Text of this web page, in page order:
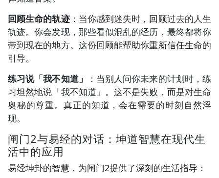
回顾生命的轨迹：当你感到迷失时，回顾过去的人生
轨迹。你会发现，那些看似混乱的经历，最终都将你
带到现在的地方。这份回顾能帮助你重新信任生命的
引导。
练习说「我不知道」
：当别人问你未来的计划时，练
习坦然地说「我不知道」。这不是失败，而是对生命
奥秘的尊重。真正的知道，会在需要的时刻自然浮
现。
闸门2与易经的对话：坤道智慧在现代生
活中的应用
易经坤卦的智慧，为闸门2提供了深刻的生活指导：